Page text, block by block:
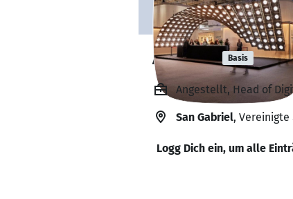
Anna Li Basis
Angestellt, Head of
San Gabriel, Vereinigte
Logg Dich ein, um alle